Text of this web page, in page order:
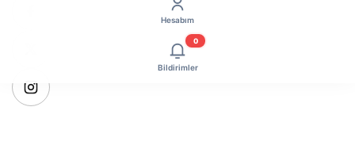
Hesabım
Bildirimler
0